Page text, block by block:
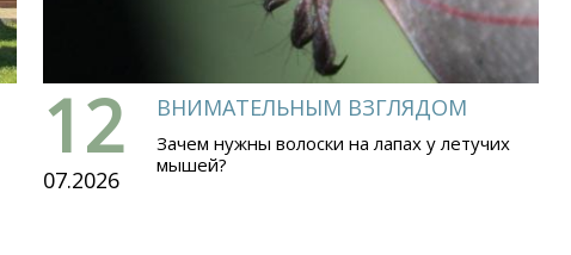
12
07.2026
ВНИМАТЕЛЬНЫМ ВЗГЛЯДОМ
Зачем нужны волоски на лапах у летучих
мышей?